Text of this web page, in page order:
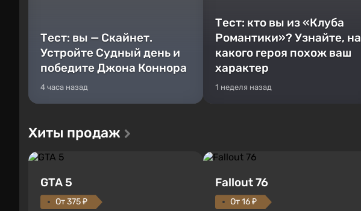
Тест: вы — Скайнет.
Устройте Судный день и
победите Джона Коннора
4 часа назад
Тест: кто вы из «Клуба
Романтики»? Узнайте, на
какого героя похож ваш
характер
1 неделя назад
Хиты продаж
GTA 5
От 375 ₽
Fallout 76
От 16 ₽